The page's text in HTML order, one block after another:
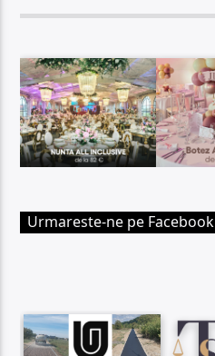
Urmareste-ne pe Facebook